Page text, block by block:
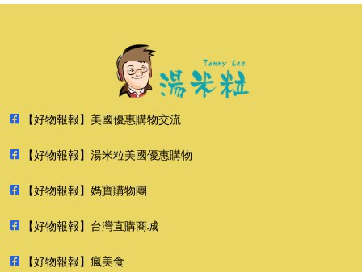
【好物報報】美國優惠購物交流
【好物報報】湯米粒美國優惠購物
【好物報報】媽寶購物團
【好物報報】台灣直購商城
【好物報報】瘋美食